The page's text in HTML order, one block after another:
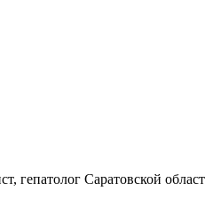
Саратовской